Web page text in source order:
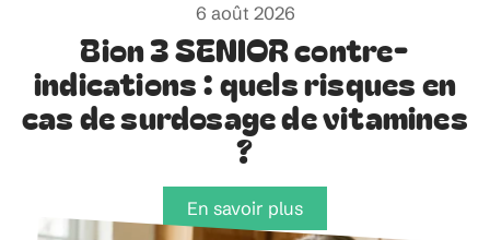
6 août 2026
Bion 3 SENIOR contre-
indications : quels risques en
cas de surdosage de vitamines
?
En savoir plus